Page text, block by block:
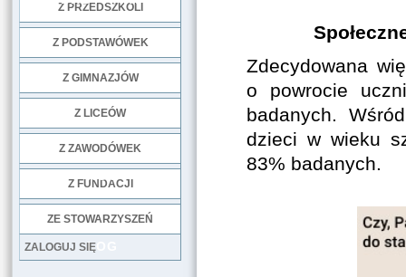
Z PRZEDSZKOLI
Z PODSTAWÓWEK
Z GIMNAZJÓW
Z LICEÓW
Z ZAWODÓWEK
Z FUNDACJI
ZE STOWARZYSZEŃ
LOG
ZALOGUJ SIĘ
Zdecydowana
o powrocie
badanych.
dzieci w wieku
83% badanych.